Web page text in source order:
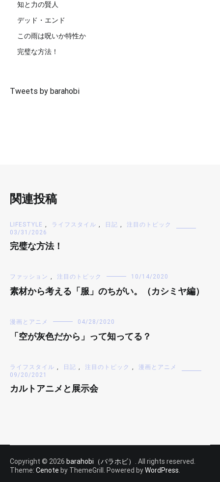
知と力の賢人
デッド・エンド
この雨は呪いか特性か
完璧な方法！
Tweets by barahobi
関連投稿
LIFESTYLE , ライフスタイル , 日記 ,
注目のトピック
03/31/2026
完璧な方法！
ファッション , 注目のトピック 10/14/2020
素材から考える「服」のちがい。（カシミヤ編）
漫画とアニメ 04/28/2020
「空が灰色だから」って知ってる？
ライフスタイル , 日記 , 注目のトピック ,
漫画とアニメ
09/20/2021
カルトアニメと展示会
Copyright © 2026 barahobi（バラホビ）
. All rights reserved.
Theme: Cenote by ThemeGrill. Powered byWordPress